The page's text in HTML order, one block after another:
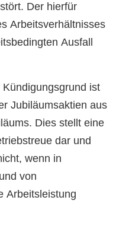
Der hierfür
Arbeitsverhältnisses
Ausfall
ist
Jubiläumsaktien aus
Dies stellt eine
dar und
wenn in
von
Arbeitsleistung